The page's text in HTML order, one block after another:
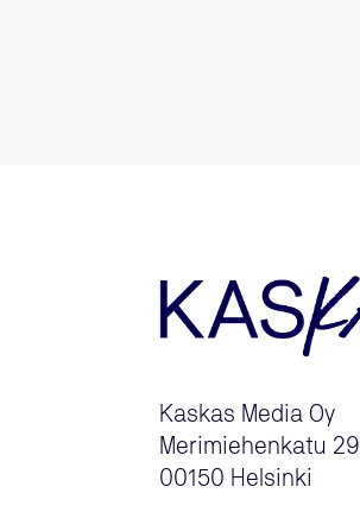
Kaskas Media Oy
Merimiehenkatu 29
00150 Helsinki